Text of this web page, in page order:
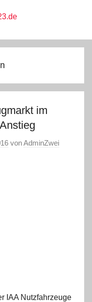
im
vonAdminZwei
IAA Nutzfahrzeuge